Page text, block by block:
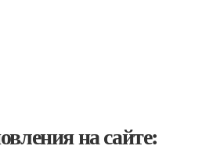
на сайте: